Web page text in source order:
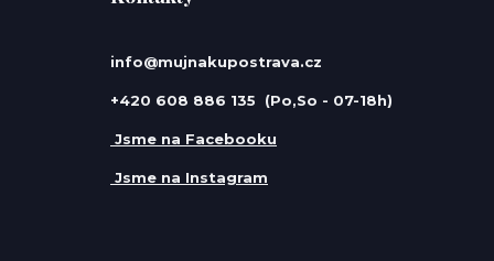
info@mujnakupostrava.cz
+420 608 886 135 (Po,So - 07-18h)
Jsme na Facebooku
Jsme na Instagram